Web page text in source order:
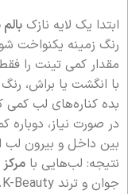
ابتدا یک لایه نازک
رنگ زمینه یکنواخت
مقدار کمی تینت را
با انگشت یا براش،
بده کناره‌های لب کمی
در صورت نیاز، دوباره
بین داخل و بیرون لب
نتیجه: لب‌هایی با
جوان و ترند K-Beauty.